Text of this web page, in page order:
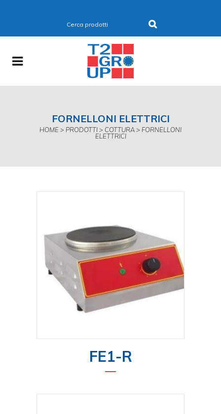
FORNELLONI ELETTRICI
HOME> PRODOTTI> COTTURA> FORNELLONI
ELETTRICI
FE1-R